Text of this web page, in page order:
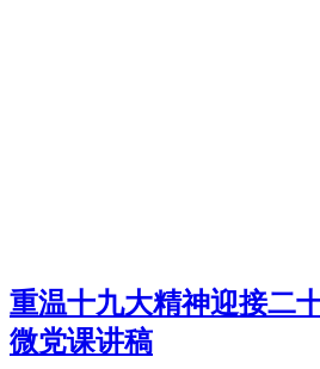
重温十九大精神迎接二
微党课讲稿